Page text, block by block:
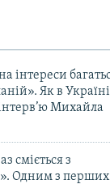
інтереси
Як в Україні
Михайла
сміється з
Одним з перших